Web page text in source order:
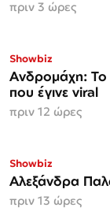
πριν 3 ώρες
Showbiz
Ανδρομάχη: Το
που έγινε viral
πριν 12 ώρες
Showbiz
Αλεξάνδρα
πριν 13 ώρες